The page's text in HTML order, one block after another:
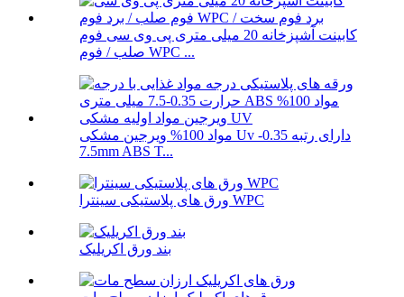
کابینت آشپزخانه 20 میلی متری پی وی سی فوم
صلب / فوم WPC ...
مواد 100% ویرجین مشکی Uv دارای رتبه 0.35-
7.5mm ABS T...
ورق های پلاستیکی سینترا WPC
بند ورق اکریلیک